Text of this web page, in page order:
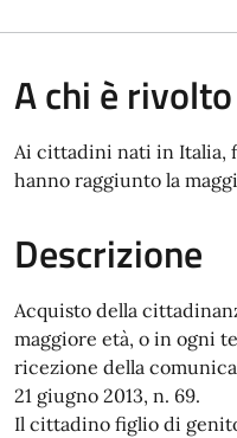
A chi è rivolto
Ai cittadini nati in Italia,
hanno raggiunto la
Descrizione
Acquisto della
maggiore età, o in ogni
ricezione della
21 giugno 2013, n. 69.
Il cittadino figlio di